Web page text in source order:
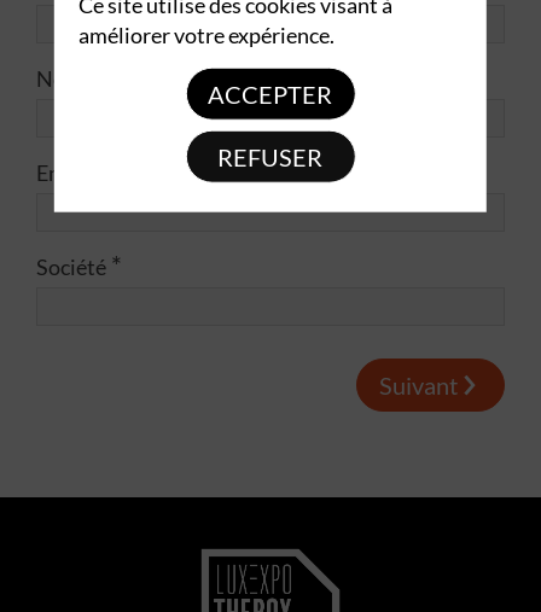
Nom
Email
Société *
Suivant
améliorer votre expérience.
ACCEPTER
REFUSER